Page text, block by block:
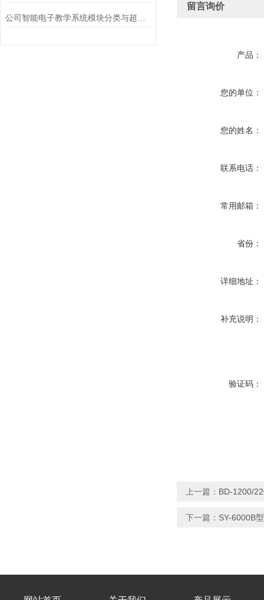
留言询价
产品：
您的单位：
您的姓名：
联系电话：
常用邮箱：
省份：
详细地址：
补充说明：
验证码：
上一篇： BD-1200/
下一篇： SY-6000B